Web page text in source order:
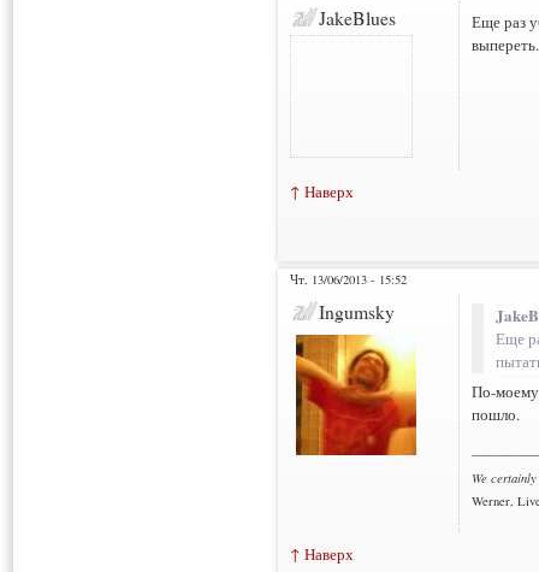
JakeBlues
Еще раз
выпереть.
↑ Наверх
Чт, 13/06/2013 - 15:52
Ingumsky
Еще
По-
пошло.
We
Werner,
↑ Наверх